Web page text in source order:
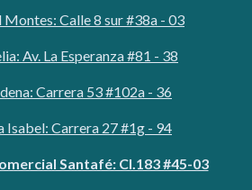
Montes: Calle 8 sur #38a - 03
Av. La Esperanza #81 - 38
Carrera 53 #102a - 36
Isabel: Carrera 27 #1g - 94
Santafé: Cl.183 #45-03